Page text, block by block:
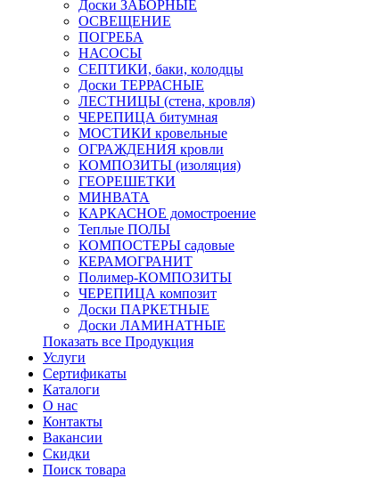
Доски ЗАБОРНЫЕ
ОСВЕЩЕНИЕ
ПОГРЕБА
НАСОСЫ
СЕПТИКИ, баки, колодцы
Доски ТЕРРАСНЫЕ
ЛЕСТНИЦЫ (стена, кровля)
ЧЕРЕПИЦА битумная
МОСТИКИ кровельные
ОГРАЖДЕНИЯ кровли
КОМПОЗИТЫ (изоляция)
ГЕОРЕШЕТКИ
МИНВАТА
КАРКАСНОЕ домостроение
Теплые ПОЛЫ
КОМПОСТЕРЫ садовые
КЕРАМОГРАНИТ
Полимер-КОМПОЗИТЫ
ЧЕРЕПИЦА композит
Доски ПАРКЕТНЫЕ
Доски ЛАМИНАТНЫЕ
Показать все Продукция
Услуги
Сертификаты
Каталоги
О нас
Контакты
Вакансии
Скидки
Поиск товара